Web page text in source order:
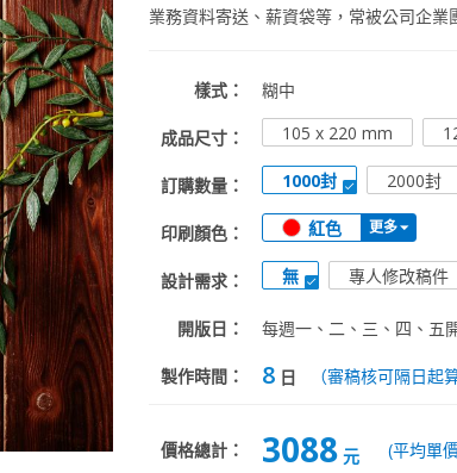
業務資料寄送、薪資袋等，常被公司企業
樣式： 糊中
成品尺寸： 105 x 220 mm
訂購數量： 1000封 2000封
印刷顏色： 紅色 更多
設計需求： 無 專人修改稿件
開版日： 每週一、二、三、四、五
製作時間： 8 日 （審稿核可隔日起
價格總計： 3088 元 (平均單